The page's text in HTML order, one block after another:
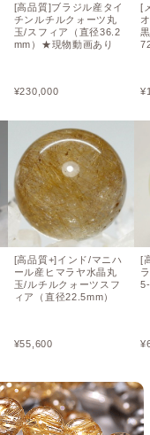
[高品質]ブラジル産タイ
チンルチルクォーツ丸
玉/スフィア（直径36.2
mm）★現物動画あり
¥230,000
[高品質+]インド/マニハ
ール産ヒマラヤ水晶丸
玉/ルチルクォーツスフ
ィア（直径22.5mm）
¥55,600
[
¥
[
¥